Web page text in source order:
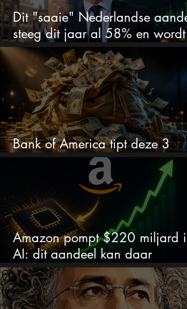
Dit "saaie" Nederlandse
steeg dit jaar al 58% en wordt
volgens analisten onderschat
Bank of America tipt deze 3
chipaandelen
Amazon pompt $220 miljard in
AI: dit aandeel kan daar
explosief van profiteren